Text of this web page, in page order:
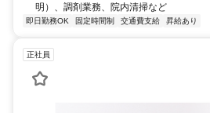
明）、調剤業務、院内清掃など
即日勤務OK 固定時間制 交通費支給 昇給あり
正社員